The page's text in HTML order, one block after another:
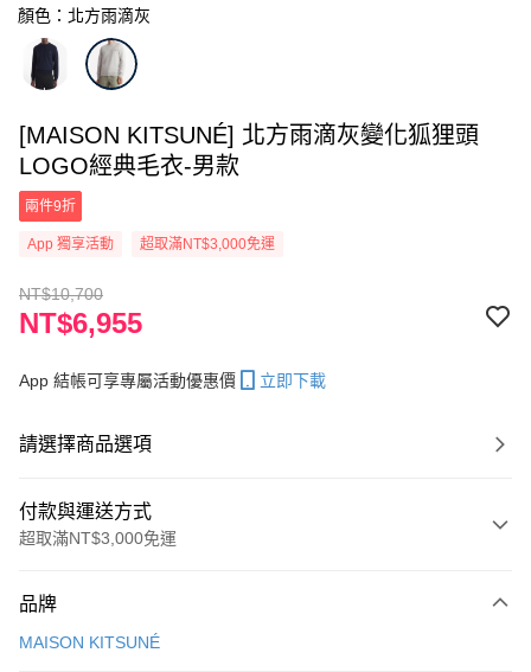
顏色：北方雨滴灰
[MAISON KITSUNÉ] 北方雨滴灰變化狐狸頭
LOGO經典毛衣-男款
兩件9折
App 獨享活動 超取滿NT$3,000免運
NT$10,700
NT$6,955
App 結帳可享專屬活動優惠價 立即下載
請選擇商品選項
付款與運送方式
超取滿NT$3,000免運
信用卡一次付款
品牌
MAISON KITSUNÉ